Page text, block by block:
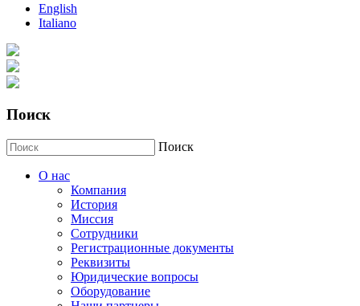
English
Italiano
Поиск
Поиск
О нас
Компания
История
Миссия
Сотрудники
Регистрационные документы
Реквизиты
Юридические вопросы
Оборудование